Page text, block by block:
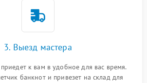
3. Выезд мастера
к вам в удобное для вас время.
банкнот и привезет на склад для